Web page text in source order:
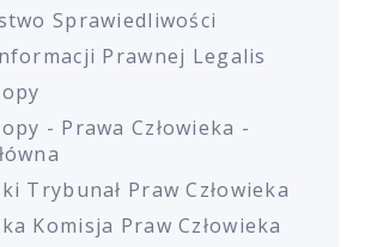
Sprawiedliwości
Prawnej Legalis
- Prawa Człowieka -
Trybunał Praw Człowieka
Komisja Praw Człowieka